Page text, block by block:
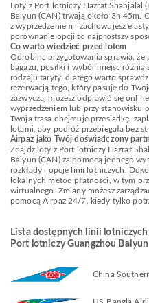
Loty z Port lotniczy Hazrat Shahjalal
Baiyun (CAN) trwają około 3h 45m.
z wyprzedzeniem i zachowujesz
porównanie opcji to najprostszy
Co warto wiedzieć przed lotem
Odrobina przygotowania sprawia, że
bagażu, posiłki i wybór miejsc
rodzaju taryfy, dlatego warto
rezerwacją tego, który pasuje do
zazwyczaj możesz odprawić się
wyprzedzeniem lub przy stanowisku
Twoja trasa obejmuje przesiadkę,
lotami, aby podróż przebiegała bez
Airpaz jako Twój doświadczony
Znajdź loty z Port lotniczy Hazrat
Baiyun (CAN) za pomocą jednego
rozkłady i opcje linii lotniczych.
lokalnych metod płatności, w tym
wirtualnego. Zmiany możesz
pomocą Airpaz 24/7, kiedy tylko
Lista dostępnych linii
Port lotniczy Guangzhou Baiyun
China
US-Bangla